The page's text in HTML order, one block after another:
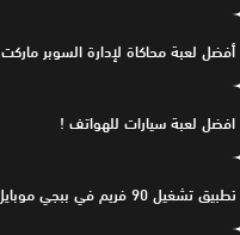
أفضل لعبة محاكاة لإدارة السوبر
افضل لعبة سيارات للهواتف !
تطبيق تشغيل 90 فريم في ببجي موبايل: تحسين تجربة اللعب بأداء لا